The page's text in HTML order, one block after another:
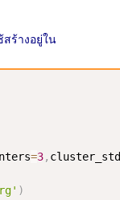
ร้างอยู่ใน
=3, cluster_std
)